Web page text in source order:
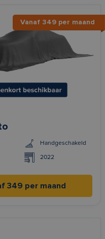
Vanaf 349 per maand
Handgeschakeld
2022
349 per maand